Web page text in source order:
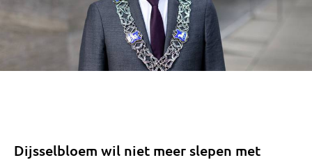
Dijsselbloem wil niet meer slepen met